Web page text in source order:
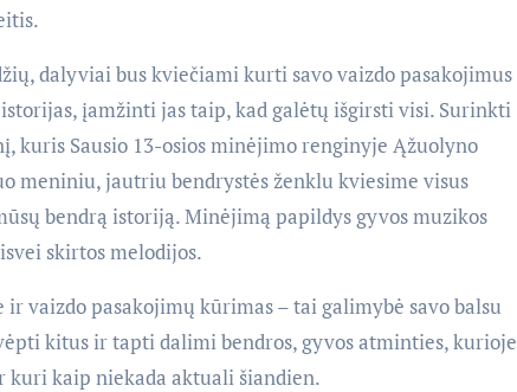
bus kviečiami kurti savo vaizdo pasakojimus
įamžinti jas taip, kad galėtų išgirsti visi. Surinkti
kuris Sausio 13-osios minėjimo renginyje Ąžuolyno
meniniu, jautriu bendrystės ženklu kviesime visus
bendrą istoriją. Minėjimą papildys gyvos muzikos
skirtos melodijos.
pasakojimų kūrimas – tai galimybė savo balsu
kitus ir tapti dalimi bendros, gyvos atminties, kurioje
kuri kaip niekada aktuali šiandien.